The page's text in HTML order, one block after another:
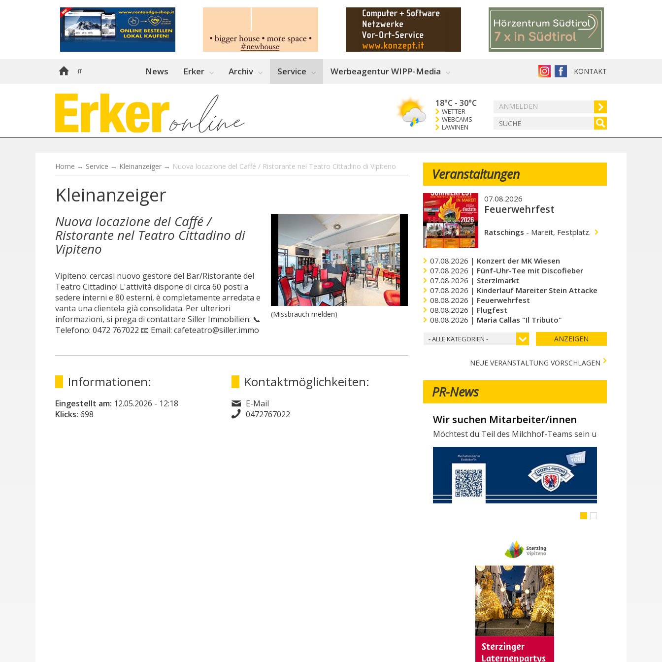
IT KONTAKT
News Erker Archiv Service Werbeagentur WIPP-Media
ANMELDEN
18°C - 30°C
WETTER
WEBCAMS
LAWINEN
Home → Service → Kleinanzeiger → Nuova locazione del Caffé / Ristorante nel Teatro Cittadino di Vipiteno
Kleinanzeiger
Nuova locazione del Caffé /
Ristorante nel Teatro Cittadino di
Vipiteno
Vipiteno: cercasi nuovo gestore del Bar/Ristorante del
Teatro Cittadino! L'attività dispone di circa 60 posti a
sedere interni e 80 esterni, è completamente arredata e
vanta una clientela già consolidata. Per ulteriori
informazioni, si prega di contattare Siller Immobilien: 📞
Telefono: 0472 767022 📧 Email: cafeteatro@siller.immo
(Missbrauch melden)
Informationen:
Eingestellt am: 12.05.2026 - 12:18
Klicks: 698
Kontaktmöglichkeiten:
E-Mail
0472767022
Veranstaltungen
07.08.2026
Feuerwehrfest
Ratschings - Mareit, Festplatz.
07.08.2026 | Konzert der MK Wiesen
07.08.2026 | Fünf-Uhr-Tee mit Discofieber
07.08.2026 | Sterzlmarkt
07.08.2026 | Kinderlauf Mareiter Stein Attacke
08.08.2026 | Feuerwehrfest
08.08.2026 | Flugfest
08.08.2026 | Maria Callas "Il Tributo"
- ALLE KATEGORIEN - ANZEIGEN
NEUE VERANSTALTUNG VORSCHLAGEN
PR-News
Wir suchen Mitarbeiter/innen
Möchtest du Teil des Milchhof-Teams sein und von
Verschiedene Tests in der Stadtapotheke -
Folgende Tests stehen in der Stadtapotheke zur Verfügung: